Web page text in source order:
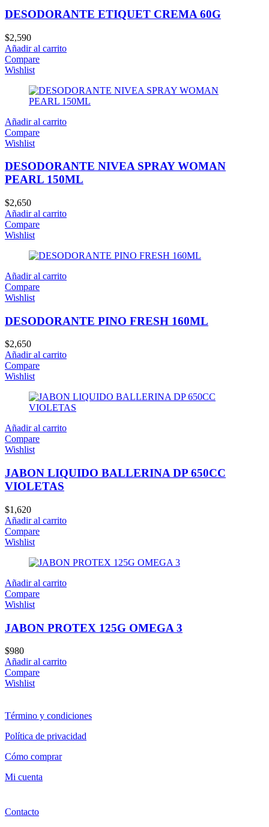
DESODORANTE ETIQUET CREMA 60G
$2,590
Añadir al carrito
Compare
Wishlist
Añadir al carrito
Compare
Wishlist
DESODORANTE NIVEA SPRAY WOMAN
PEARL 150ML
$2,650
Añadir al carrito
Compare
Wishlist
Añadir al carrito
Compare
Wishlist
DESODORANTE PINO FRESH 160ML
$2,650
Añadir al carrito
Compare
Wishlist
Añadir al carrito
Compare
Wishlist
JABON LIQUIDO BALLERINA DP 650CC
VIOLETAS
$1,620
Añadir al carrito
Compare
Wishlist
Añadir al carrito
Compare
Wishlist
JABON PROTEX 125G OMEGA 3
$980
Añadir al carrito
Compare
Wishlist
Término y condiciones
Política de privacidad
Cómo comprar
Mi cuenta
Contacto